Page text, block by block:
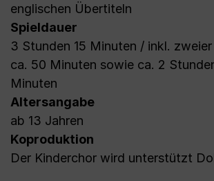
englischen Übertiteln
Spieldauer
3 Stunden 15 Minuten / inkl.
ca. 50 Minuten sowie ca. 2
Minuten
Altersangabe
ab 13 Jahren
Koproduktion
Der Kinderchor wird unterstützt